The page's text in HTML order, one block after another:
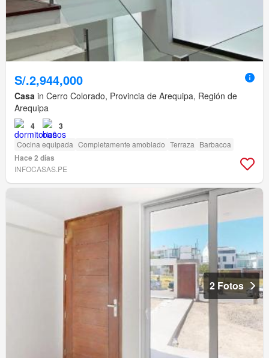
S/.2,944,000
Casa in Cerro Colorado, Provincia de Arequipa, Región de
Arequipa
4 3
Cocina equipada Completamente amoblado Terraza Barbacoa
Hace 2 días
INFOCASAS.PE
2 Fotos